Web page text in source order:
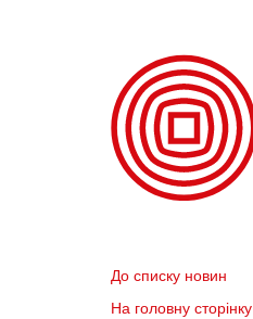
До списку новин
На головну сторінку